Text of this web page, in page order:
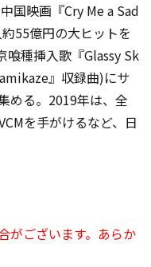
国映画『Cry Me a Sad
55億円の大ヒットを
種挿入歌『Glassy Sk
』収録曲)にサ
める。2019年は、全
を手がけるなど、日
がございます。あらか